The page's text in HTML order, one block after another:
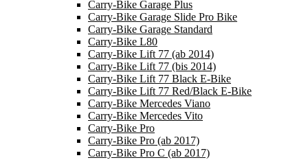
Carry-Bike Garage Plus
Carry-Bike Garage Slide Pro Bike
Carry-Bike Garage Standard
Carry-Bike L80
Carry-Bike Lift 77 (ab 2014)
Carry-Bike Lift 77 (bis 2014)
Carry-Bike Lift 77 Black E-Bike
Carry-Bike Lift 77 Red/Black E-Bike
Carry-Bike Mercedes Viano
Carry-Bike Mercedes Vito
Carry-Bike Pro
Carry-Bike Pro (ab 2017)
Carry-Bike Pro C (ab 2017)